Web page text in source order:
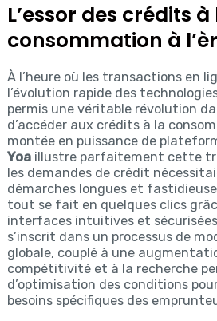
L’essor des crédits à
consommation à
À l’heure où les transactions en
l’évolution rapide des
permis une véritable révolution
d’accéder aux crédits à la
montée en puissance de
Yoaillustre parfaitement cette
les demandes de crédit
démarches longues et
tout se fait en quelques clics
interfaces intuitives et
s’inscrit dans un processus de
globale, couplé à une
compétitivité et à la recherche
d’optimisation des conditions
besoins spécifiques des